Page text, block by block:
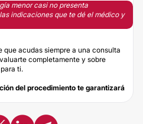
menor casi no presenta
indicaciones que te dé el médico y
que acudas siempre a una consulta
completamente y sobre
ti.
del procedimiento te garantizará